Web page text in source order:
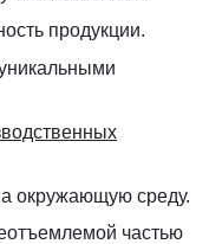
продукции.
окружающую среду.
частью